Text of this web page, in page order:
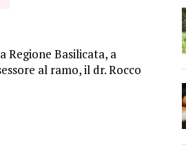
Regione Basilicata, a
al ramo, il dr. Rocco